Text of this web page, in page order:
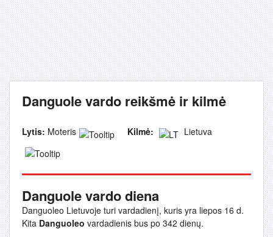
Danguole vardo reikšmė ir kilmė
Lytis: Moteris Kilmė: Lietuva
Danguole vardo diena
Danguoleo Lietuvoje turi vardadienį, kuris yra liepos 16 d.
Kita Danguoleo vardadienis bus po 342 dienų.